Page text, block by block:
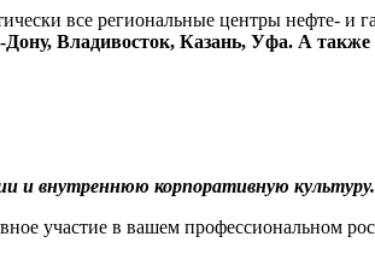
все региональные центры нефте-
Владивосток, Казань, Уфа. А
и внутреннюю корпоративную культуру.
участие в вашем профессиональном